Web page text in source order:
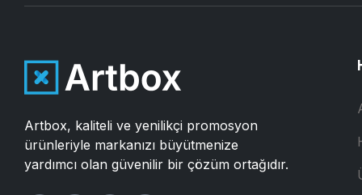
Artbox, kaliteli ve yenilikçi promosyon
ürünleriyle markanızı büyütmenize
yardımcı olan güvenilir bir çözüm ortağıdır.